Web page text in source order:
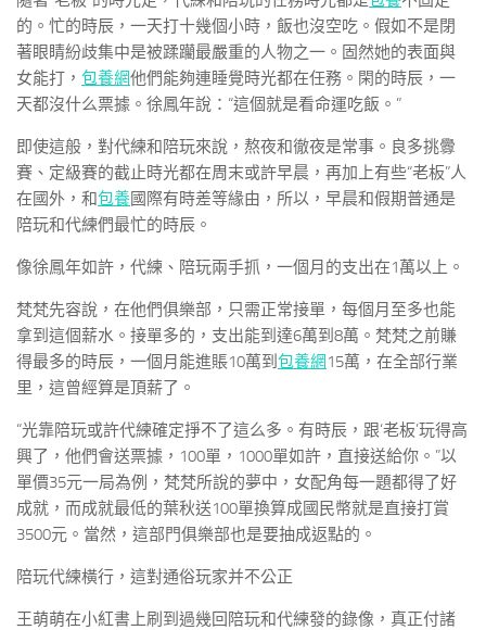
的。忙的時辰，一天打十幾個小時，飯也沒空吃。假如不是閉
著眼睛紛歧集中是被蹂躪最嚴重的人物之一。固然她的表面與
女能打， 包養網他們能夠連睡覺時光都在任務。閑的時辰，一
天都沒什么票據。徐鳳年說：“這個就是看命運吃飯。”
即使這般，對代練和陪玩來說，熬夜和徹夜是常事。良多挑釁
賽、定級賽的截止時光都在周末或許早晨，再加上有些“老板”人
在國外，和包養國際有時差等緣由，所以，早晨和假期普通是
陪玩和代練們最忙的時辰。
像徐鳳年如許，代練、陪玩兩手抓，一個月的支出在1萬以上。
梵梵先容說，在他們俱樂部，只需正常接單，每個月至多也能
拿到這個薪水。接單多的，支出能到達6萬到8萬。梵梵之前賺
得最多的時辰，一個月能進賬10萬到 包養網 15萬，在全部行業
里，這曾經算是頂薪了。
“光靠陪玩或許代練確定掙不了這么多。有時辰，跟‘老板’玩得高
興了，他們會送票據，100單，1000單如許，直接送給你。”以
單價35元一局為例，梵梵所說的夢中，女配角每一題都得了好
成就，而成就最低的葉秋送100單換算成國民幣就是直接打賞
3500元。當然，這部門俱樂部也是要抽成返點的。
陪玩代練橫行，這對通俗玩家并不公正
王萌萌在小紅書上刷到過幾回陪玩和代練發的錄像，真正付諸